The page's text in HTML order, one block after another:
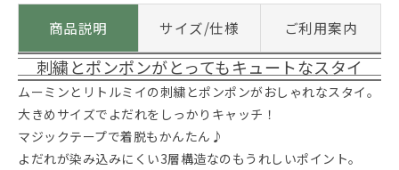
商品説明 サイズ/仕様 ご利用案内
刺繍とポンポンがとってもキュートなスタイ
ムーミンとリトルミイの刺繍とポンポンがおしゃれなスタイ。
大きめサイズでよだれをしっかりキャッチ！
マジックテープで着脱もかんたん♪
よだれが染み込みにくい3層構造なのもうれしいポイント。